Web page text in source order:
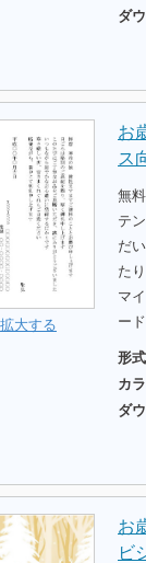
ダ
拡大する
お
ス
無
テ
だ
た
マ
ー
形式
カ
ダ
お
ビ